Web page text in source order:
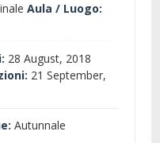
Aula / Luogo:
28 August, 2018
21 September,
Autunnale